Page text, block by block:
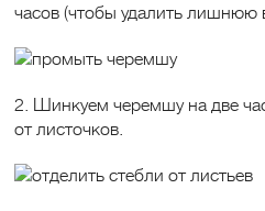
часов (чтобы удалить лишнюю
2. Шинкуем черемшу на две
от листочков.